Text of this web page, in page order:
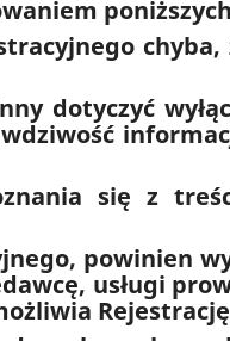
dotyczyć
się z
powinien
usługi